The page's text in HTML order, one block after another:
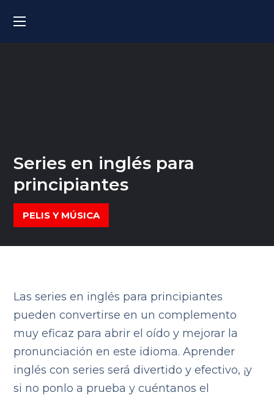
Series en inglés para
principiantes
PELIS Y MÚSICA
Las series en inglés para principiantes
pueden convertirse en un complemento
muy eficaz para abrir el oído y mejorar la
pronunciación en este idioma. Aprender
inglés con series será divertido y efectivo, ¡y
si no ponlo a prueba y cuéntanos el